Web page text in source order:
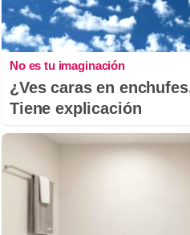
No es tu imaginación
¿Ves caras en
Tiene explicación